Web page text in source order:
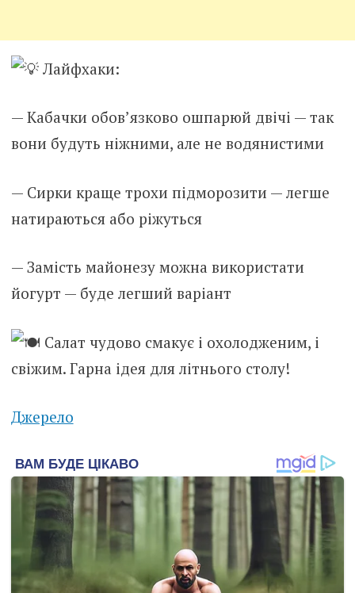
Лайфхаки:
— Кабачки обов’язково ошпарюй двічі — так
вони будуть ніжними, але не водянистими
— Сирки краще трохи підморозити — легше
натираються або ріжуться
— Замість майонезу можна використати
йогурт — буде легший варіант
Салат чудово смакує і охолодженим, і
свіжим. Гарна ідея для літнього столу!
Джерело